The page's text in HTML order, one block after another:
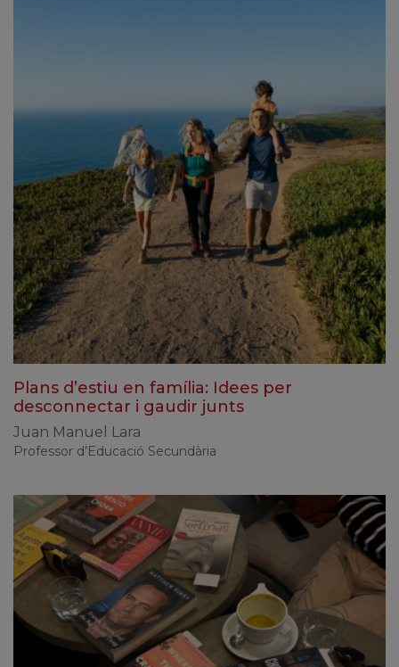
Plans d’estiu en família: Idees per
desconnectar i gaudir junts
Juan Manuel Lara
Professor d’Educació Secundària